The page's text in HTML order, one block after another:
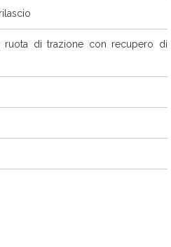
ruota di trazione con recupero di